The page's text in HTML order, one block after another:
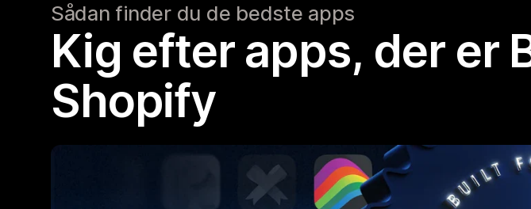
Sådan finder du de bedste apps
Kig efter apps, der er
Shopify